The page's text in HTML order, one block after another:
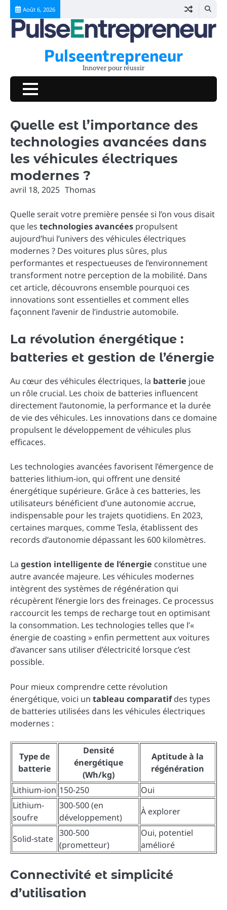
Skip
content
Août 6, 2026
Pulseentrepreneur
Innover pour réussir
Quelle est l’importance des
technologies avancées dans
les véhicules électriques
modernes ?
avril 18, 2025 Thomas
Quelle serait votre première pensée si l’on vous disait
que les technologies avancées propulsent
aujourd’hui l’univers des véhicules électriques
modernes ? Des voitures plus sûres, plus
performantes et respectueuses de l’environnement
transforment notre perception de la mobilité. Dans
cet article, découvrons ensemble pourquoi ces
innovations sont essentielles et comment elles
façonnent l’avenir de l’industrie automobile.
La révolution énergétique :
batteries et gestion de l’énergie
Au cœur des véhicules électriques, la batterie joue
un rôle crucial. Les choix de batteries influencent
directement l’autonomie, la performance et la durée
de vie des véhicules. Les innovations dans ce domaine
propulsent le développement de véhicules plus
efficaces.
Les technologies avancées favorisent l’émergence de
batteries lithium-ion, qui offrent une densité
énergétique supérieure. Grâce à ces batteries, les
utilisateurs bénéficient d’une autonomie accrue,
indispensable pour les trajets quotidiens. En 2023,
certaines marques, comme Tesla, établissent des
records d’autonomie dépassant les 600 kilomètres.
La gestion intelligente de l’énergie constitue une
autre avancée majeure. Les véhicules modernes
intègrent des systèmes de régénération qui
récupèrent l’énergie lors des freinages. Ce processus
raccourcit les temps de recharge tout en optimisant
la consommation. Les technologies telles que l’«
énergie de coasting » enfin permettent aux voitures
d’avancer sans utiliser d’électricité lorsque c’est
possible.
Pour mieux comprendre cette révolution
énergétique, voici un tableau comparatifdes types
de batteries utilisées dans les véhicules électriques
modernes :
Type de
batterie
Densité
énergétique
(Wh/kg)
Aptitude à la
régénération
Lithium-ion 150-250
Oui
Lithium-
soufre
300-500 (en
développement)
À explorer
Solid-state
300-500
(prometteur)
Oui, potentiel
amélioré
Connectivité et simplicité
d’utilisation